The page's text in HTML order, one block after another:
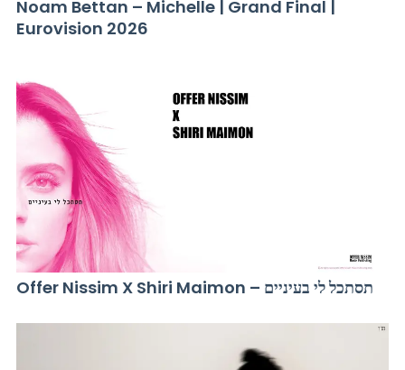
Noam Bettan – Michelle | Grand Final |
Eurovision 2026
Offer Nissim X Shiri Maimon – תסתכל לי בעיניים